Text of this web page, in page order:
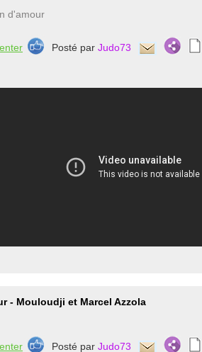
d'amour
Posté par Judo73
- Mouloudji et Marcel Azzola
Posté par Judo73